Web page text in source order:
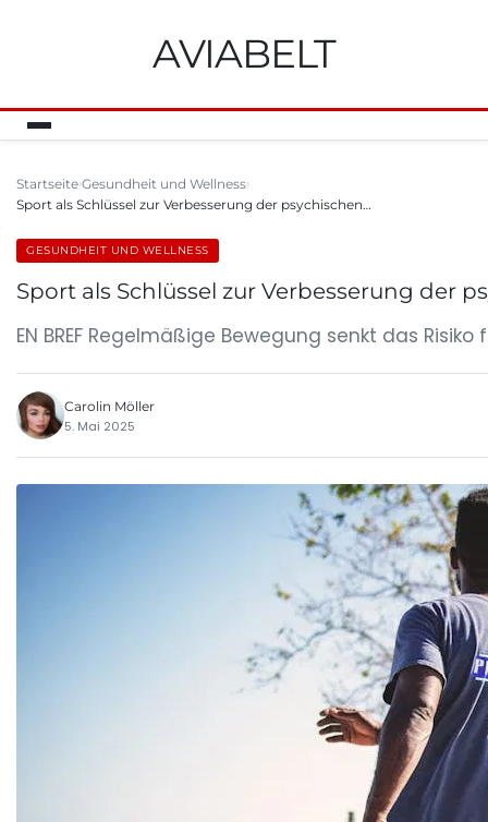
AVIABELT
Startseite Gesundheit und Wellness
Sport als Schlüssel zur Verbesserung der psychischen…
GESUNDHEIT UND WELLNESS
Sport als Schlüssel zur Verbesserung der
EN BREF Regelmäßige Bewegung senkt das
Carolin Möller
5. Mai 2025